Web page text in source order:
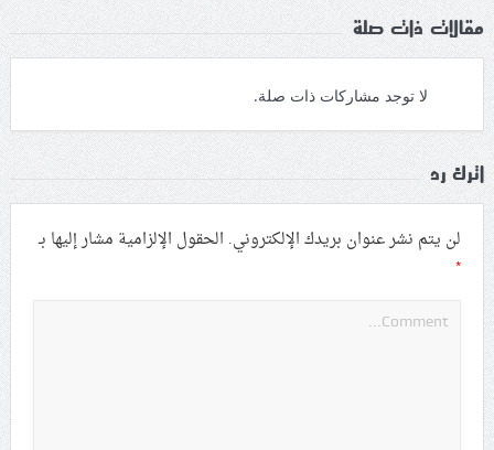
مقالات ذات صلة
لا توجد مشاركات ذات صلة.
اترك رد
لن يتم نشر عنوان بريدك الإلكتروني. الحقول الإلزامية مشار إليها بـ
*